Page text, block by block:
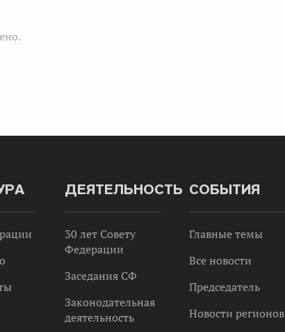
ДЕЯТЕЛЬНОСТЬ
30 лет Совету
Федерации
Заседания СФ
Законодательная
деятельность
СОБЫТИЯ
Главные темы
Все новости
Председатель
Новости регионов